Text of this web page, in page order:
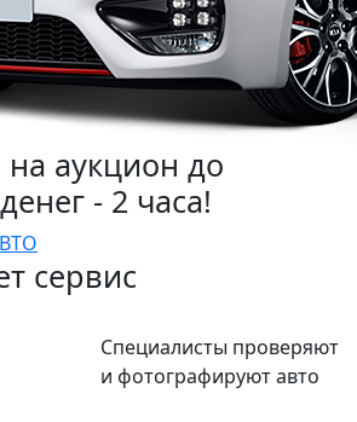
аукцион до
- 2 часа!
сервис
Специалисты проверяют
и фотографируют авто